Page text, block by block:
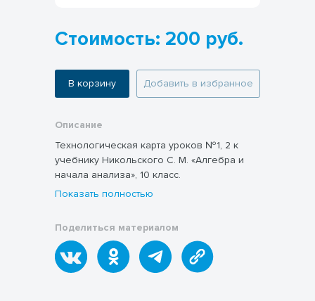
Стоимость: 200 руб.
В корзину Добавить в избранное
Описание
Технологическая карта уроков №1, 2 к
учебнику Никольского С. М. «Алгебра и
начала анализа», 10 класс.
Показать полностью
Поделиться материалом